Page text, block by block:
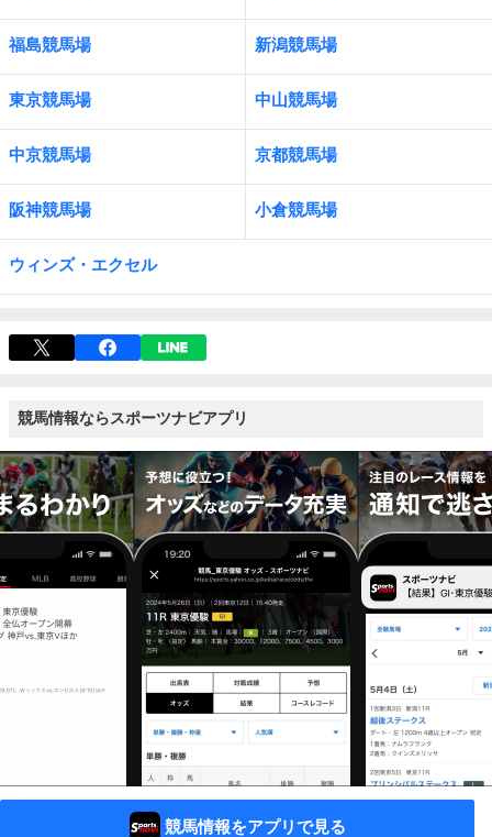
福島競馬場 新潟競馬場
東京競馬場 中山競馬場
中京競馬場 京都競馬場
阪神競馬場 小倉競馬場
ウィンズ・エクセル
競馬情報ならスポーツナビアプリ
競馬情報をアプリで見る